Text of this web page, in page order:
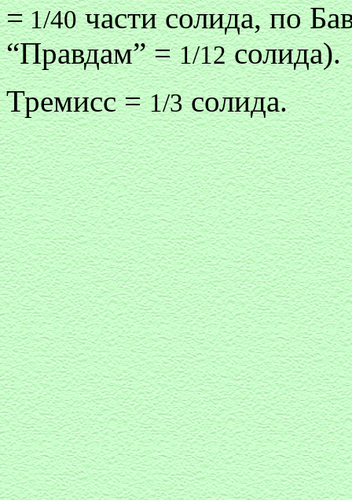
=1/40части солида, по
“Правдам” =1/12солида).
Тремисс =1/3солида.